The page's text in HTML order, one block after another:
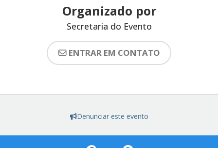
Organizado por
Secretaria do Evento
ENTRAR EM CONTATO
Denunciar este evento